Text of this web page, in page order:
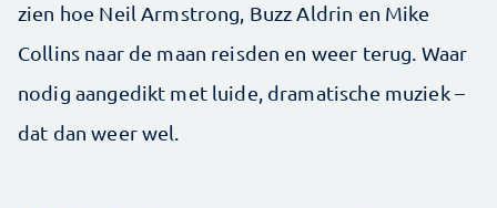
zien hoe Neil Armstrong, Buzz Aldrin en Mike
Collins naar de maan reisden en weer terug. Waar
nodig aangedikt met luide, dramatische muziek –
dat dan weer wel.